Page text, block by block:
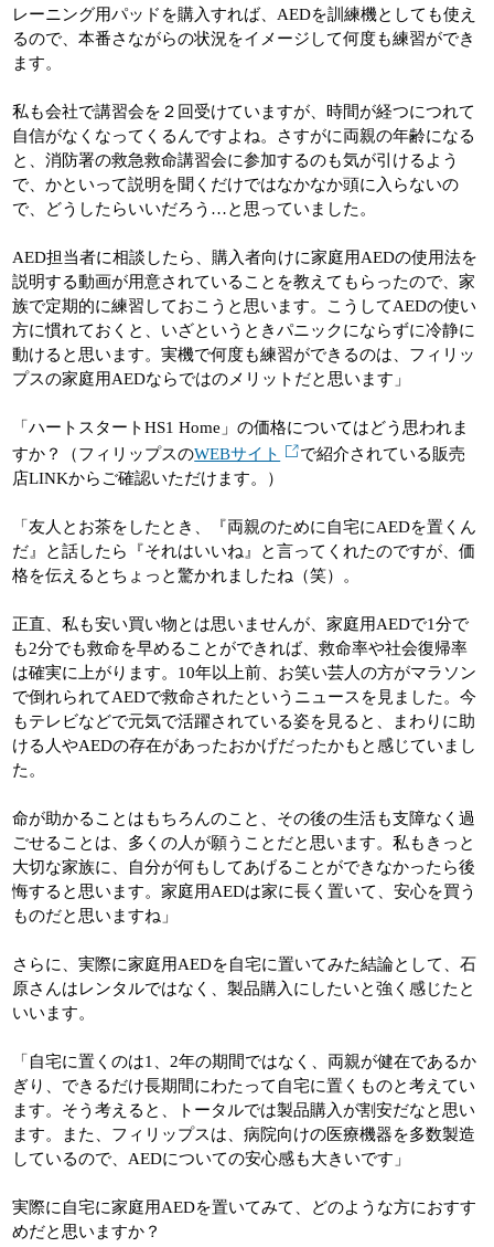
レーニング用パッドを購入すれば、AEDを訓練機としても使え
るので、本番さながらの状況をイメージして何度も練習ができ
ます。
私も会社で講習会を２回受けていますが、時間が経つにつれて
自信がなくなってくるんですよね。さすがに両親の年齢になる
と、消防署の救急救命講習会に参加するのも気が引けるよう
で、かといって説明を聞くだけではなかなか頭に入らないの
で、どうしたらいいだろう…と思っていました。
AED担当者に相談したら、購入者向けに家庭用AEDの使用法を
説明する動画が用意されていることを教えてもらったので、家
族で定期的に練習しておこうと思います。こうしてAEDの使い
方に慣れておくと、いざというときパニックにならずに冷静に
動けると思います。実機で何度も練習ができるのは、フィリッ
プスの家庭用AEDならではのメリットだと思います」
「ハートスタートHS1 Home」の価格についてはどう思われま
すか？（フィリップスのWEBサイト
で紹介されている販売
店LINKからご確認いただけます。）
「友人とお茶をしたとき、『両親のために自宅にAEDを置くん
だ』と話したら『それはいいね』と言ってくれたのですが、価
格を伝えるとちょっと驚かれましたね（笑）。
正直、私も安い買い物とは思いませんが、家庭用AEDで1分で
も2分でも救命を早めることができれば、救命率や社会復帰率
は確実に上がります。10年以上前、お笑い芸人の方がマラソン
で倒れられてAEDで救命されたというニュースを見ました。今
もテレビなどで元気で活躍されている姿を見ると、まわりに助
ける人やAEDの存在があったおかげだったかもと感じていまし
た。
命が助かることはもちろんのこと、その後の生活も支障なく過
ごせることは、多くの人が願うことだと思います。私もきっと
大切な家族に、自分が何もしてあげることができなかったら後
悔すると思います。家庭用AEDは家に長く置いて、安心を買う
ものだと思いますね」
さらに、実際に家庭用AEDを自宅に置いてみた結論として、石
原さんはレンタルではなく、製品購入にしたいと強く感じたと
いいます。
「自宅に置くのは1、2年の期間ではなく、両親が健在であるか
ぎり、できるだけ長期間にわたって自宅に置くものと考えてい
ます。そう考えると、トータルでは製品購入が割安だなと思い
ます。また、フィリップスは、病院向けの医療機器を多数製造
しているので、AEDについての安心感も大きいです」
実際に自宅に家庭用AEDを置いてみて、どのような方におすす
めだと思いますか？